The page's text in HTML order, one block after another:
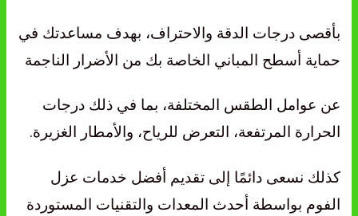
بأقصى درجات الدقة والاحتراف، بهدف مساعدتك في
حماية أسطح المباني الخاصة بك من الأضرار الناجمة
عن عوامل الطقس المختلفة، بما في ذلك درجات
الحرارة المرتفعة، التعرض للرياح، والأمطار الغزيرة.
كذلك نسعى دائمًا إلى تقديم أفضل خدمات عزل
الفوم بواسطة أحدث المعدات والتقنيات المستوردة